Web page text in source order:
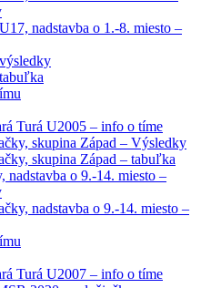
nadstavba o 1.-8. miesto –
Turá U2005 – info o tíme
skupina Západ – Výsledky
skupina Západ – tabuľka
nadstavba o 9.-14. miesto –
nadstavba o 9.-14. miesto –
Turá U2007 – info o tíme